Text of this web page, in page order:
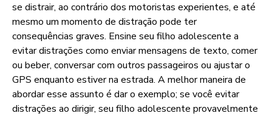
se distrair, ao contrário dos motoristas experientes, e até
mesmo um momento de distração pode ter
consequências graves. Ensine seu filho adolescente a
evitar distrações como enviar mensagens de texto, comer
ou beber, conversar com outros passageiros ou ajustar o
GPS enquanto estiver na estrada. A melhor maneira de
abordar esse assunto é dar o exemplo; se você evitar
distrações ao dirigir, seu filho adolescente provavelmente